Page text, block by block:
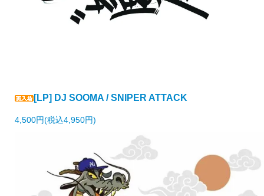
[LP] DJ SOOMA / SNIPER ATTACK
4,500円(税込4,950円)